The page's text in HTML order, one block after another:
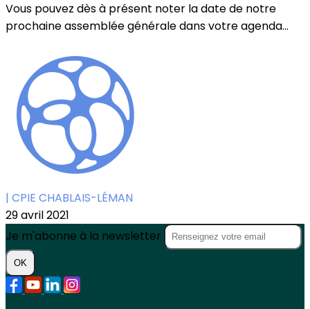
Vous pouvez dès à présent noter la date de notre
prochaine assemblée générale dans votre agenda...
| CPIE CHABLAIS-LÉMAN
29 avril 2021
Je m'abonne à la newsletter
OK